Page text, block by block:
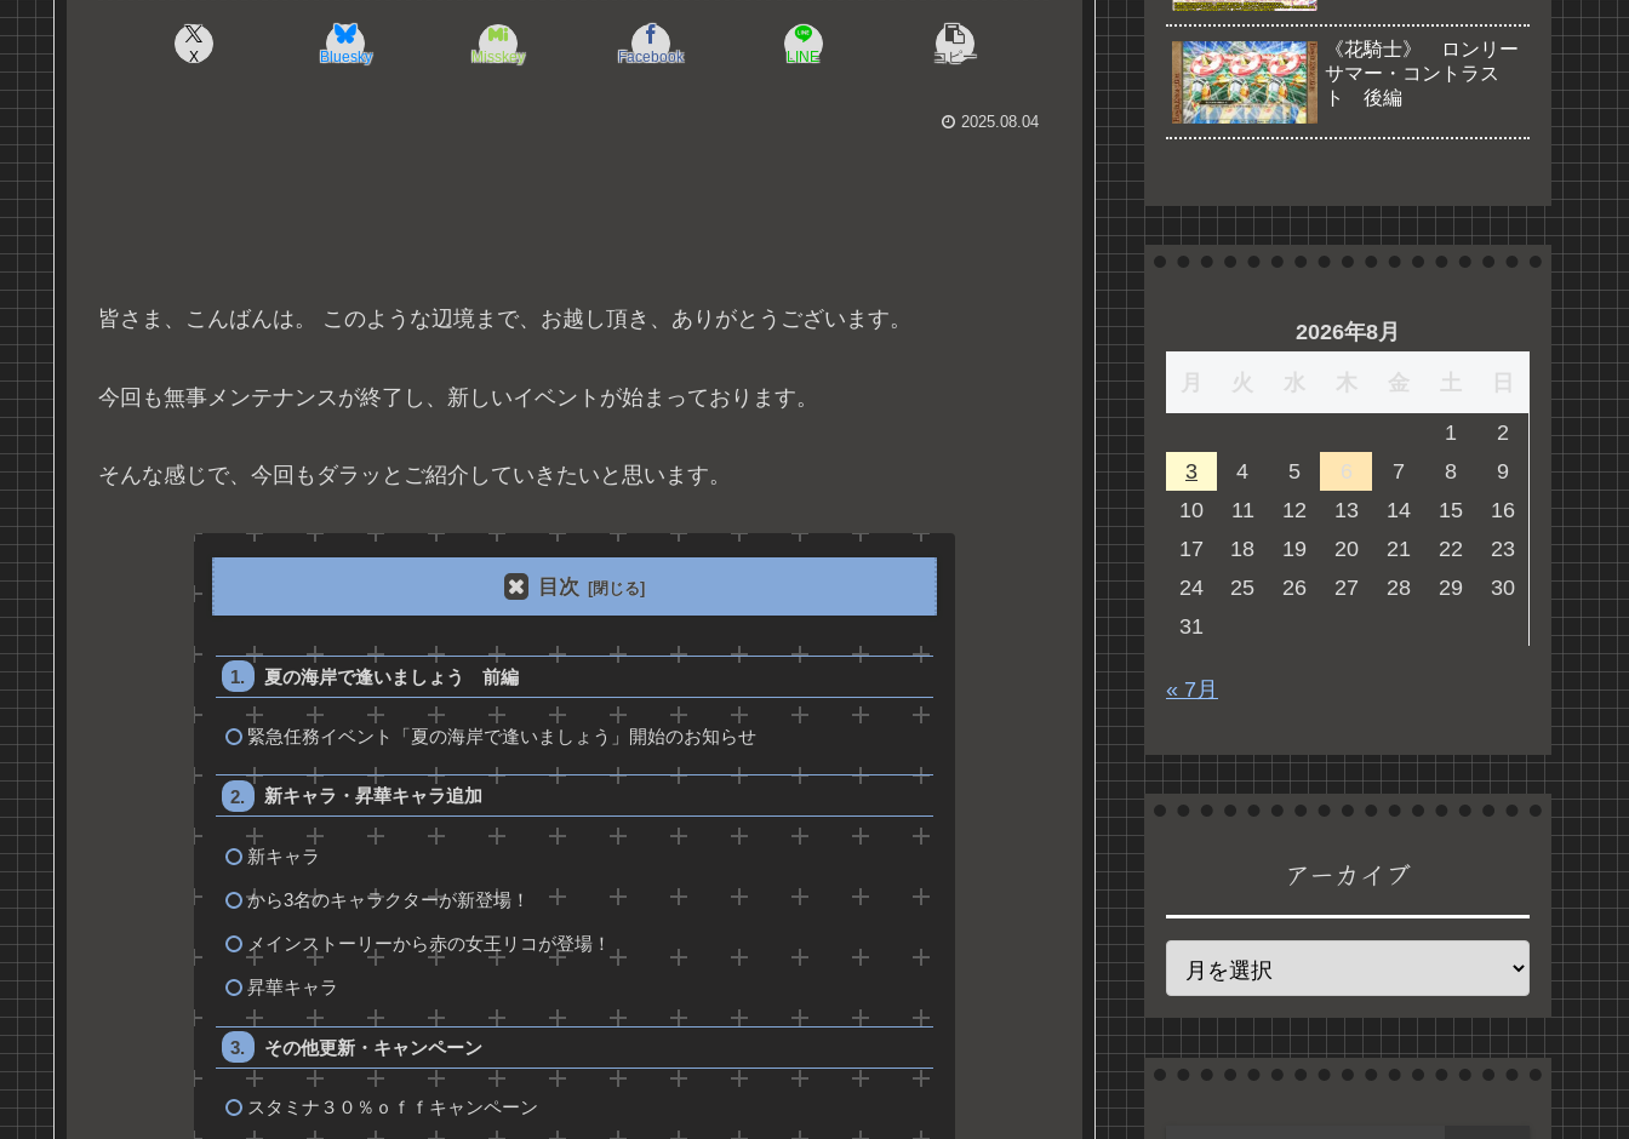
X Bluesky Misskey Facebook LINE コピー
2025.08.04
皆さま、こんばんは。 このような辺境まで、お越し頂き、ありがとうございます。
今回も無事メンテナンスが終了し、新しいイベントが始まっております。
そんな感じで、今回もダラッとご紹介していきたいと思います。
目次
夏の海岸で逢いましょう 前編
緊急任務イベント「夏の海岸で逢いましょう」開始のお知らせ
新キャラ・昇華キャラ追加
新キャラ
から3名のキャラクターが新登場！
メインストーリーから赤の女王リコが登場！
昇華キャラ
その他更新・キャンペーン
スタミナ３０％ｏｆｆキャンペーン
《花騎士》 ロンリー
サマー・コントラス
ト 後編
2026年8月
月 火 水 木 金 土 日
1
2
3
4 5 6 7 8
9
10
11 12 13 14 15
16
17
18 19 20 21 22
23
24
25 26 27 28 29
30
31
« 7月
アーカイブ